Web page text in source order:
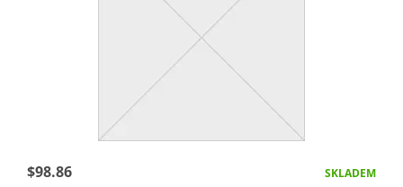
$98.86 SKLADEM